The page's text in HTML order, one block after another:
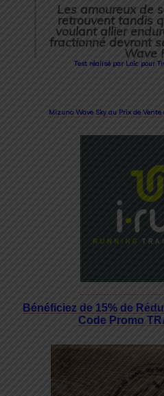
Les amoureux de
retrouvent tandis
voulant allier
fractionné devront
Wave
Test réalisé par Loïc pour
Mizuno Wave Sky au Prix de
Bénéficiez de 15% de
Code Promo